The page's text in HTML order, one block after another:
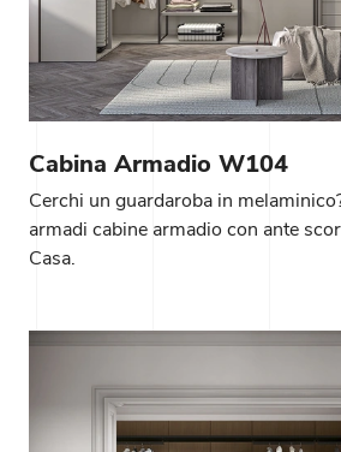
Cabina Armadio W104
Cerchi un guardaroba in
armadi cabine armadio con ante
Casa.